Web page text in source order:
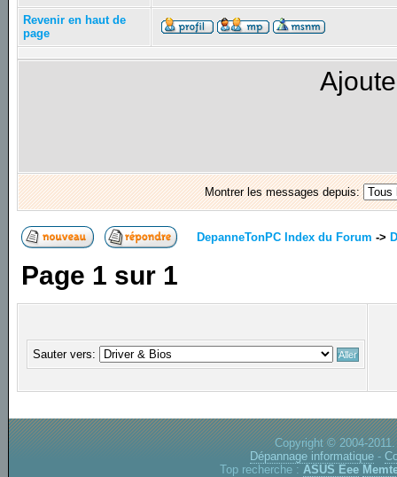
Revenir en haut de
page
Montrer les messages depuis:
DepanneTonPC Index du Forum ->
Page 1 sur 1
Sauter vers:
Copyright © 2004-
Dépannage informatique -
Top recherche : ASUS Eee